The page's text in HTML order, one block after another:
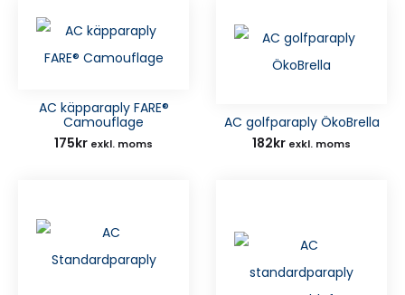
AC käpparaply FARE®
Camouflage
175kr exkl. moms
AC golfparaply ÖkoBrella
182kr exkl. moms